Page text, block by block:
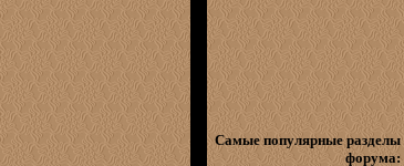
Самые популярные разделы
форума: